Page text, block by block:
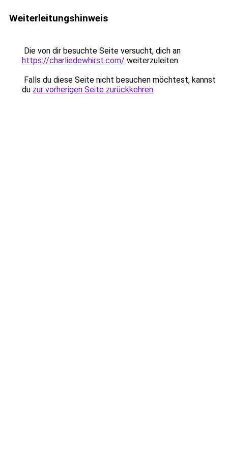
Weiterleitungshinweis
Die von dir besuchte Seite versucht, dich an
https://charliedewhirst.com/ weiterzuleiten.
Falls du diese Seite nicht besuchen möchtest, kannst
du zur vorherigen Seite zurückkehren.